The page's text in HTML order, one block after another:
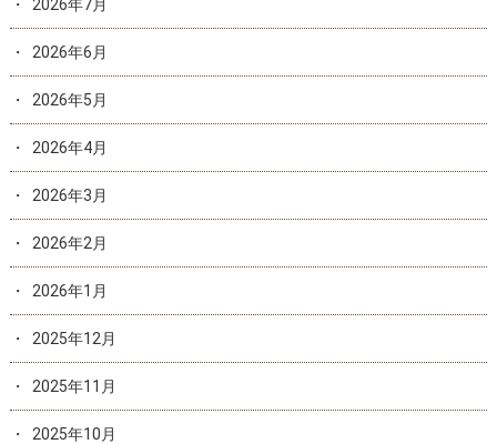
2026年7月
2026年6月
2026年5月
2026年4月
2026年3月
2026年2月
2026年1月
2025年12月
2025年11月
2025年10月